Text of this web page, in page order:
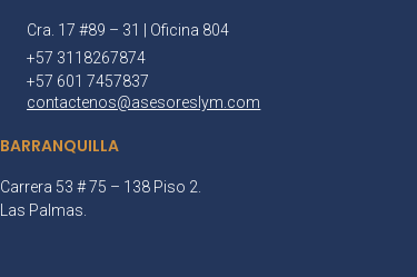
Cra. 17 #89 – 31 | Oficina 804
+57 3118267874
+57 601 7457837
contactenos@asesoreslym.com
BARRANQUILLA
Carrera 53 # 75 – 138 Piso 2.
Las Palmas.